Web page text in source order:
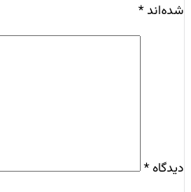
شده‌اند*
دیدگاه*